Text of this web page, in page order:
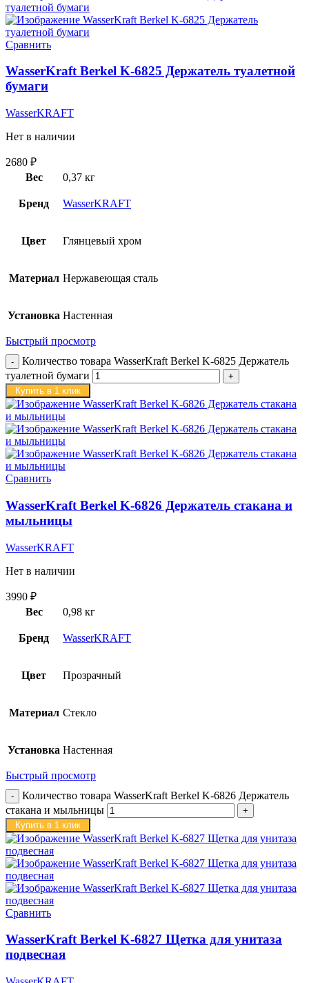
Сравнить
WasserKraft Berkel K-6825 Держатель туалетной
бумаги
WasserKRAFT
Нет в наличии
2680 ₽
Вес
0,37 кг
Бренд WasserKRAFT
Цвет Глянцевый хром
Материал Нержавеющая сталь
Установка Настенная
Быстрый просмотр
Количество товара WasserKraft Berkel K-6825 Держатель
туалетной бумаги
Купить в 1 клик
Сравнить
WasserKraft Berkel K-6826 Держатель стакана и
мыльницы
WasserKRAFT
Нет в наличии
3990 ₽
Вес
0,98 кг
Бренд WasserKRAFT
Цвет Прозрачный
Материал Стекло
Установка Настенная
Быстрый просмотр
Количество товара WasserKraft Berkel K-6826 Держатель
стакана и мыльницы
Купить в 1 клик
Сравнить
WasserKraft Berkel K-6827 Щетка для унитаза
подвесная